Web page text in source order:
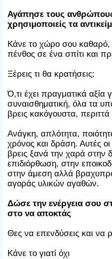
Αγάπησε τους
χρησιμοποιείς τα
Κάνε το χώρο σου καθαρό,
πένθος σε ένα σπίτι και
Ξέρεις τι θα κρατήσεις;
Ό,τι έχει πραγματικά αξία
συναισθηματική, όλα τα
βρεις κακόγουστα,
Ανάγκη, απλότητα,
χρόνος και δράση. Αυτές
βρεις ξανά την χαρά στην
επιδιόρθωση, στην
στην άμεση αλλά
αγοράς υλικών αγαθών.
Δώσε την ενέργεια σου
στο να αποκτάς
Θες να επενδύσεις και να
Κάνε το γιατί όχι